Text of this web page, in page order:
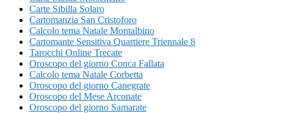
Carte Sibilla Solaro
Cartomanzia San Cristoforo
Calcolo tema Natale Montalbino
Cartomante Sensitiva Quartiere Triennale 8
Tarocchi Online Trecate
Oroscopo del giorno Conca Fallata
Calcolo tema Natale Corbetta
Oroscopo del giorno Canegrate
Oroscopo del Mese Arconate
Oroscopo del giorno Samarate